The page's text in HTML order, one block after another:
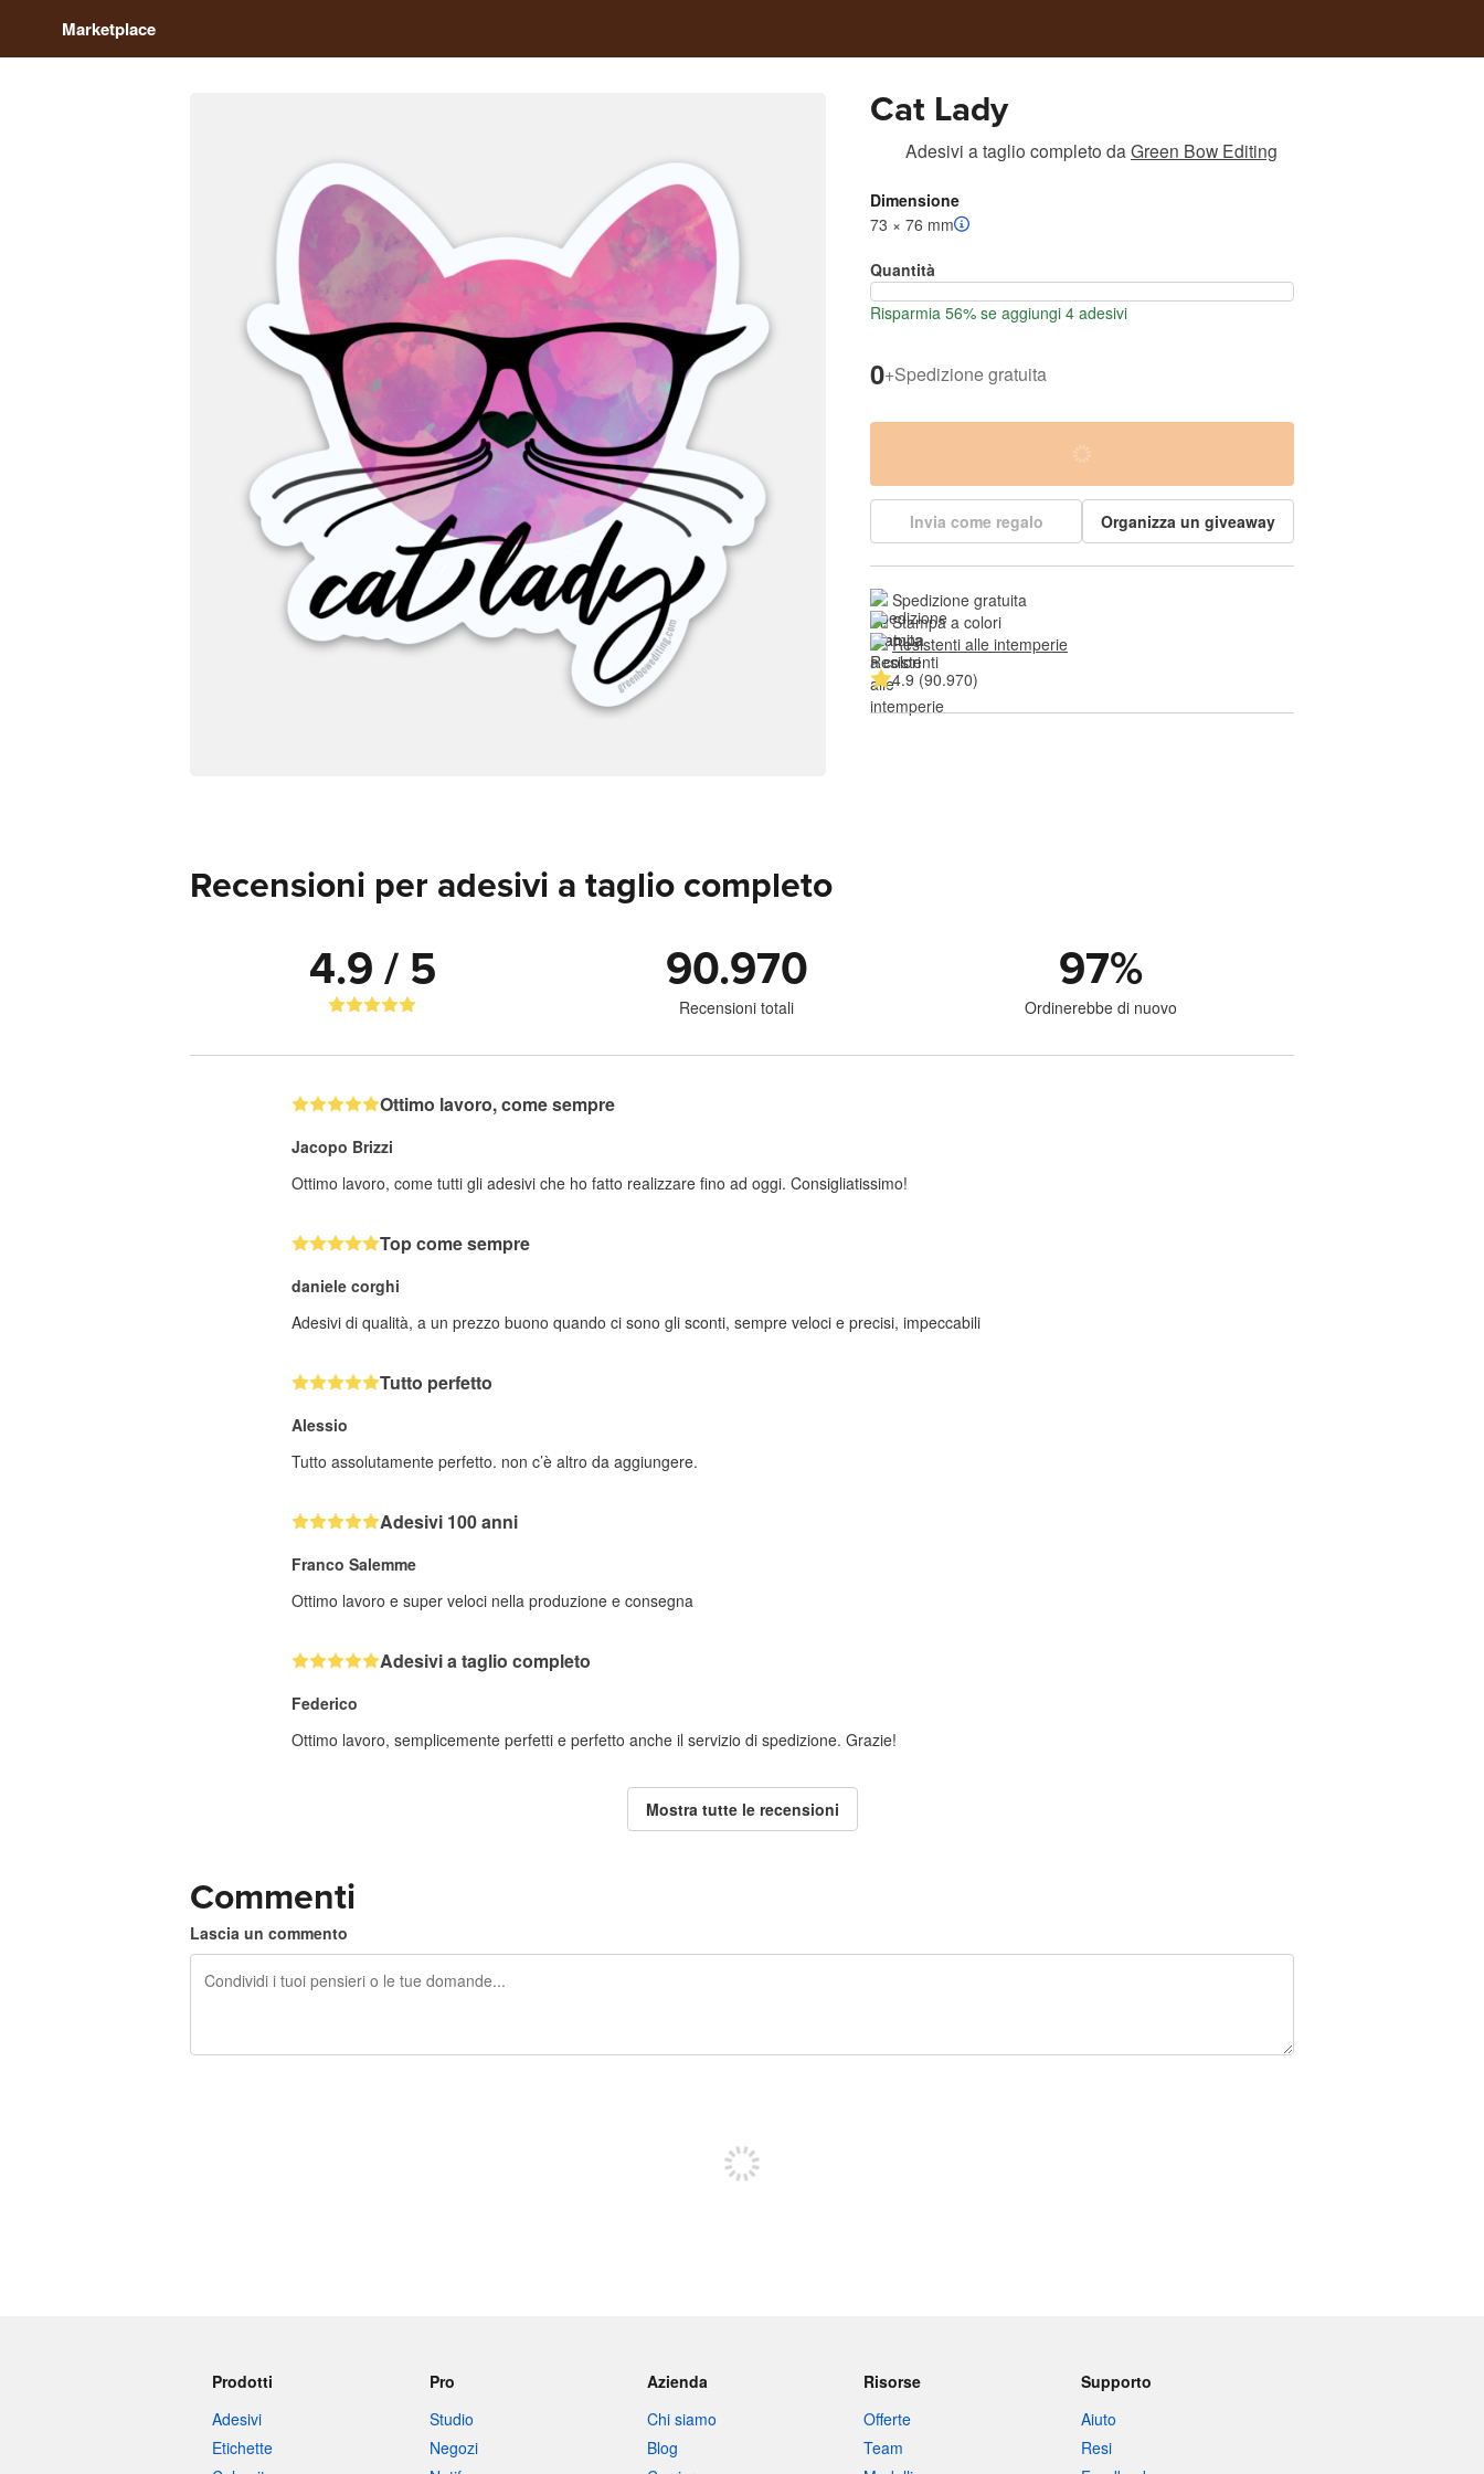
Marketplace
Cat Lady
Adesivi a taglio completo da Green Bow Editing
Dimensione
73 × 76 mm
Quantità
Risparmia 56% se aggiungi 4 adesivi
0+Spedizione gratuita
Invia come regalo Organizza un giveaway
Spedizione gratuita
Stampa a colori
Resistenti alle intemperie
4.9 (90.970)
Recensioni per adesivi a taglio completo
4.9 / 5 90.970
Recensioni totali
97%
Ordinerebbe di nuovo
Ottimo lavoro, come sempre
Jacopo Brizzi
Ottimo lavoro, come tutti gli adesivi che ho fatto realizzare fino ad oggi. Consigliatissimo!
Top come sempre
daniele corghi
Adesivi di qualità, a un prezzo buono quando ci sono gli sconti, sempre veloci e precisi, impeccabili
Tutto perfetto
Alessio
Tutto assolutamente perfetto. non c’è altro da aggiungere.
Adesivi 100 anni
Franco Salemme
Ottimo lavoro e super veloci nella produzione e consegna
Adesivi a taglio completo
Federico
Ottimo lavoro, semplicemente perfetti e perfetto anche il servizio di spedizione. Grazie!
Mostra tutte le recensioni
Commenti
Lascia un commento
Prodotti
Adesivi
Etichette
Pro
Studio
Negozi
Azienda
Chi siamo
Blog
Risorse
Offerte
Team
Supporto
Aiuto
Resi